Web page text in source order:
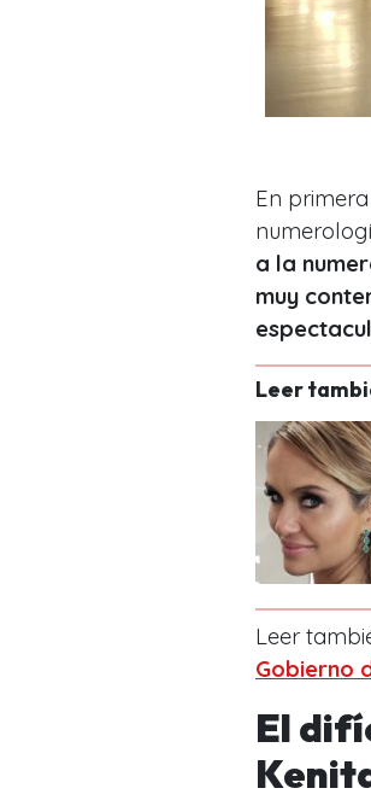
En
a la
muy
Leer
Leer
Gobierno
El